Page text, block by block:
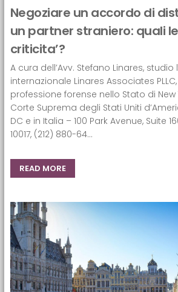
Negoziare un accordo di
un partner straniero: quali
criticita’?
A cura dell’Avv. Stefano Linares, studio
internazionale Linares Associates
professione forense nello Stato di New
Corte Suprema degli Stati Uniti
DC e in Italia – 100 Park Avenue, Suite
10017, (212) 880-64...
READ MORE